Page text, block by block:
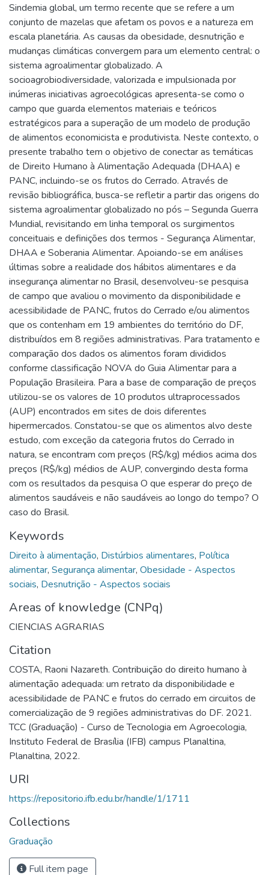
Sindemia global, um termo recente que se refere a um
conjunto de mazelas que afetam os povos e a natureza em
escala planetária. As causas da obesidade, desnutrição e
mudanças climáticas convergem para um elemento central: o
sistema agroalimentar globalizado. A
socioagrobiodiversidade, valorizada e impulsionada por
inúmeras iniciativas agroecológicas apresenta-se como o
campo que guarda elementos materiais e teóricos
estratégicos para a superação de um modelo de produção
de alimentos economicista e produtivista. Neste contexto, o
presente trabalho tem o objetivo de conectar as temáticas
de Direito Humano à Alimentação Adequada (DHAA) e
PANC, incluindo-se os frutos do Cerrado. Através de
revisão bibliográfica, busca-se refletir a partir das origens do
sistema agroalimentar globalizado no pós – Segunda Guerra
Mundial, revisitando em linha temporal os surgimentos
conceituais e definições dos termos - Segurança Alimentar,
DHAA e Soberania Alimentar. Apoiando-se em análises
últimas sobre a realidade dos hábitos alimentares e da
insegurança alimentar no Brasil, desenvolveu-se pesquisa
de campo que avaliou o movimento da disponibilidade e
acessibilidade de PANC, frutos do Cerrado e/ou alimentos
que os contenham em 19 ambientes do território do DF,
distribuídos em 8 regiões administrativas. Para tratamento e
comparação dos dados os alimentos foram divididos
conforme classificação NOVA do Guia Alimentar para a
População Brasileira. Para a base de comparação de preços
utilizou-se os valores de 10 produtos ultraprocessados
(AUP) encontrados em sites de dois diferentes
hipermercados. Constatou-se que os alimentos alvo deste
estudo, com exceção da categoria frutos do Cerrado in
natura, se encontram com preços (R$/kg) médios acima dos
preços (R$/kg) médios de AUP, convergindo desta forma
com os resultados da pesquisa O que esperar do preço de
alimentos saudáveis e não saudáveis ao longo do tempo? O
caso do Brasil.
Keywords
Direito à alimentação, Distúrbios alimentares, Política
alimentar, Segurança alimentar, Obesidade - Aspectos
sociais, Desnutrição - Aspectos sociais
Areas of knowledge (CNPq)
CIENCIAS AGRARIAS
Citation
COSTA, Raoni Nazareth. Contribuição do direito humano à
alimentação adequada: um retrato da disponibilidade e
acessibilidade de PANC e frutos do cerrado em circuitos de
comercialização de 9 regiões administrativas do DF. 2021.
TCC (Graduação) - Curso de Tecnologia em Agroecologia,
Instituto Federal de Brasília (IFB) campus Planaltina,
Planaltina, 2022.
URI
https://repositorio.ifb.edu.br/handle/1/1711
Collections
Graduação
Full item page